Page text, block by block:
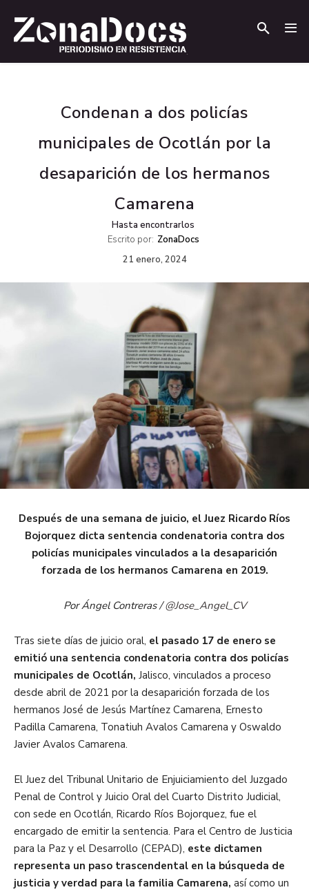
Condenan a dos policías
municipales de Ocotlán por la
desaparición de los hermanos
Camarena
Hasta encontrarlos
Escrito por: ZonaDocs
21 enero, 2024
Después de una semana de juicio, el Juez Ricardo Ríos
Bojorquez dicta sentencia condenatoria contra dos
policías municipales vinculados a la desaparición
forzada de los hermanos Camarena en 2019.
Por Ángel Contreras /@Jose_Angel_CV
Tras siete días de juicio oral, el pasado 17 de enero se
emitió una sentencia condenatoria contra dos policías
municipales de Ocotlán, Jalisco, vinculados a proceso
desde abril de 2021 por la desaparición forzada de los
hermanos José de Jesús Martínez Camarena, Ernesto
Padilla Camarena, Tonatiuh Avalos Camarena y Oswaldo
Javier Avalos Camarena.
El Juez del Tribunal Unitario de Enjuiciamiento del Juzgado
Penal de Control y Juicio Oral del Cuarto Distrito Judicial,
con sede en Ocotlán, Ricardo Ríos Bojorquez, fue el
encargado de emitir la sentencia. Para el Centro de Justicia
para la Paz y el Desarrollo (CEPAD), este dictamen
representa un paso trascendental en la búsqueda de
justicia y verdad para la familia Camarena, así como un